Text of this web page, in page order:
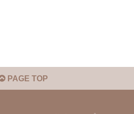
PAGE TOP